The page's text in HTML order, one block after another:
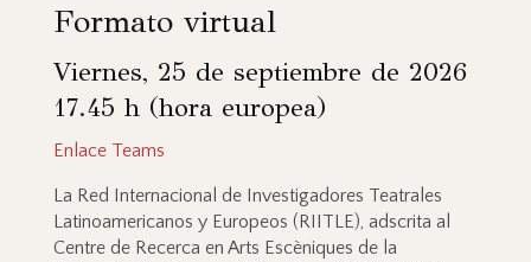
Formato virtual
Viernes, 25 de septiembre de 2026
17.45 h (hora europea)
Enlace Teams
La Red Internacional de Investigadores Teatrales
Latinoamericanos y Europeos (RIITLE), adscrita al
Centre de Recerca en Arts Escèniques de la